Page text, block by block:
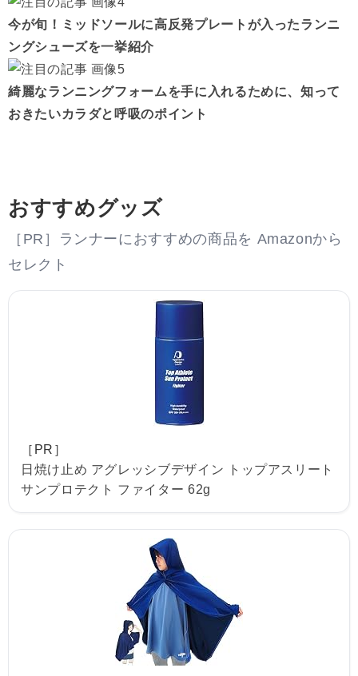
今が旬！ミッドソールに高反発プレートが入ったランニ
ングシューズを一挙紹介
綺麗なランニングフォームを手に入れるために、知って
おきたいカラダと呼吸のポイント
おすすめグッズ
［PR］ランナーにおすすめの商品を Amazonから
セレクト
［PR］
日焼け止め アグレッシブデザイン トップアスリート
サンプロテクト ファイター 62g